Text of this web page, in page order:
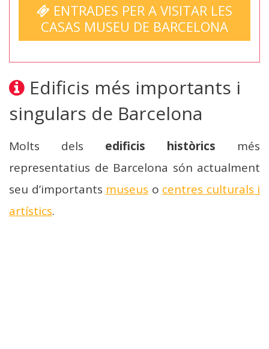
ENTRADES PER A VISITAR LES
CASAS MUSEU DE BARCELONA
Edificis més importants i
singulars de Barcelona
Molts dels edificis històrics més
representatius de Barcelona són actualment
seu d’importants museus o centres culturals i
artístics.